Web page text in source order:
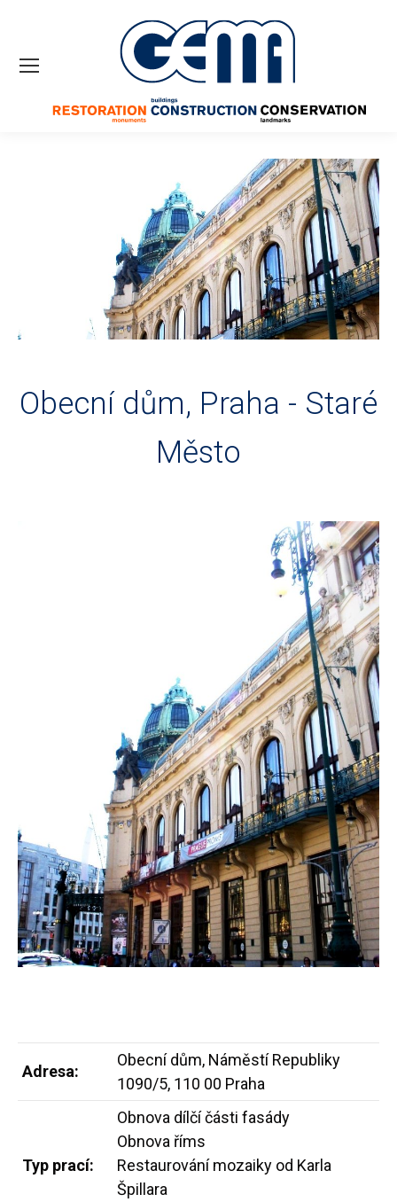
Obecní dům, Praha - Staré
Město
Adresa:
Obecní dům, Náměstí Republiky
1090/5, 110 00 Praha
Typ prací:
Obnova dílčí části fasády
Obnova říms
Restaurování mozaiky od Karla
Špillara